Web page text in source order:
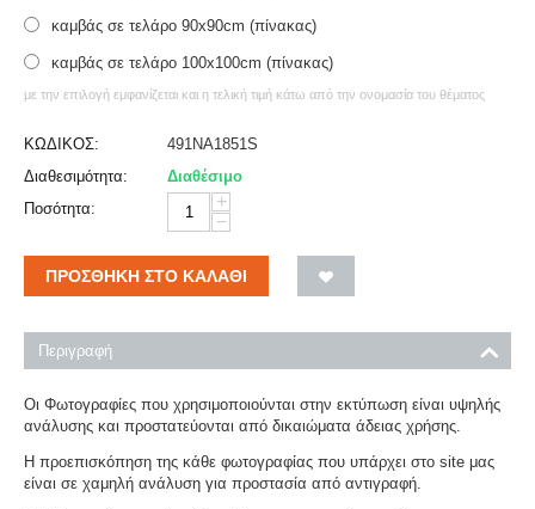
καμβάς σε τελάρο 90x90cm (πίνακας)
καμβάς σε τελάρο 100x100cm (πίνακας)
με την επιλογή εμφανίζεται και η τελική τιμή κάτω από την ονομασία του θέματος
ΚΩΔΙΚΟΣ:
491NA1851S
Διαθεσιμότητα:
Διαθέσιμο
Ποσότητα:
+
−
ΠΡΟΣΘΉΚΗ ΣΤΟ ΚΑΛΆΘΙ
Περιγραφή
Οι Φωτογραφίες που χρησιμοποιούνται στην εκτύπωση είναι υψηλής
ανάλυσης και προστατεύονται από δικαιώματα άδειας χρήσης.
Η προεπισκόπηση της κάθε φωτογραφίας που υπάρχει στο site μας
είναι σε χαμηλή ανάλυση για προστασία από αντιγραφή.